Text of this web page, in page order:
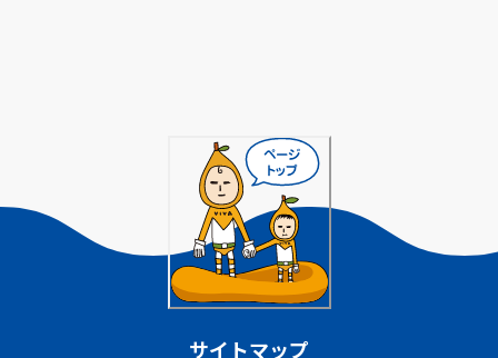
サイトマップ